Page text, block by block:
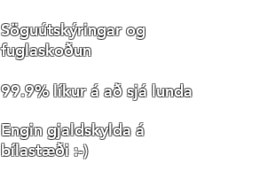
Söguútskýringar og
fuglaskoðun
99.9% líkur á að sjá lunda
Engin gjaldskylda á
bílastæði :-)